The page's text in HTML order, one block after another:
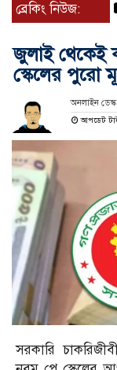
ব্রেকিং নিউজ:
জুলাই থেকেই
স্কেলের পুরো
অনলাইন ডেস্ক
আপডেট
সরকারি